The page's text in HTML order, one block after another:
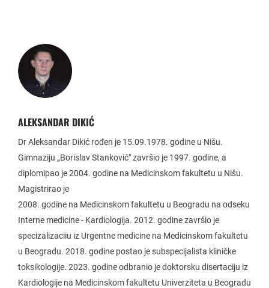
ALEKSANDAR DIKIĆ
Dr Aleksandar Dikić rođen je 15.09.1978. godine u Nišu.
Gimnaziju „Borislav Stanković" završio je 1997. godine, a
diplomipao je 2004. godine na Medicinskom fakultetu u Nišu.
Magistrirao je
2008. godine na Medicinskom fakultetu u Beogradu na odseku
Interne medicine - Kardiologija. 2012. godine završio je
specizalizaciіu iz Urgentne medicine na Medicinskom fakultetu
u Beogradu. 2018. godine postao je subspecijalista kliničke
toksikologije. 2023. godine odbranio je doktorsku disertaciju iz
Kardiologije na Medicinskom fakultetu Univerziteta u Beogradu